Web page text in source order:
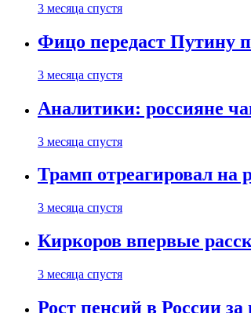
3 месяца спустя
Фицо передаст Путину
3 месяца спустя
Аналитики: россияне
3 месяца спустя
Трамп отреагировал
3 месяца спустя
Киркоров впервые
3 месяца спустя
Рост пенсий в России